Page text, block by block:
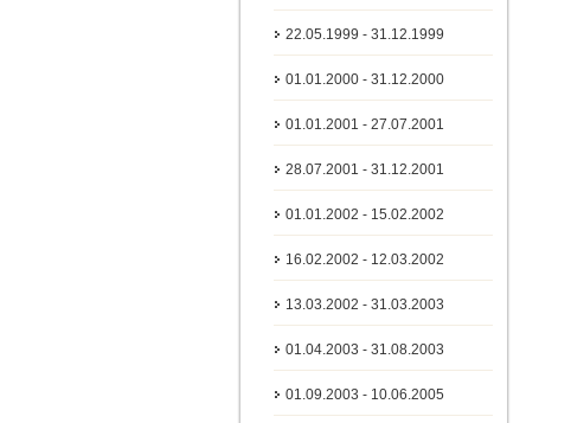
22.05.1999 - 31.12.1999
01.01.2000 - 31.12.2000
01.01.2001 - 27.07.2001
28.07.2001 - 31.12.2001
01.01.2002 - 15.02.2002
16.02.2002 - 12.03.2002
13.03.2002 - 31.03.2003
01.04.2003 - 31.08.2003
01.09.2003 - 10.06.2005